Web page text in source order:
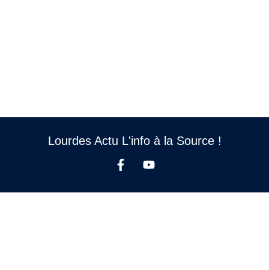
Lourdes Actu L'info à la Source !